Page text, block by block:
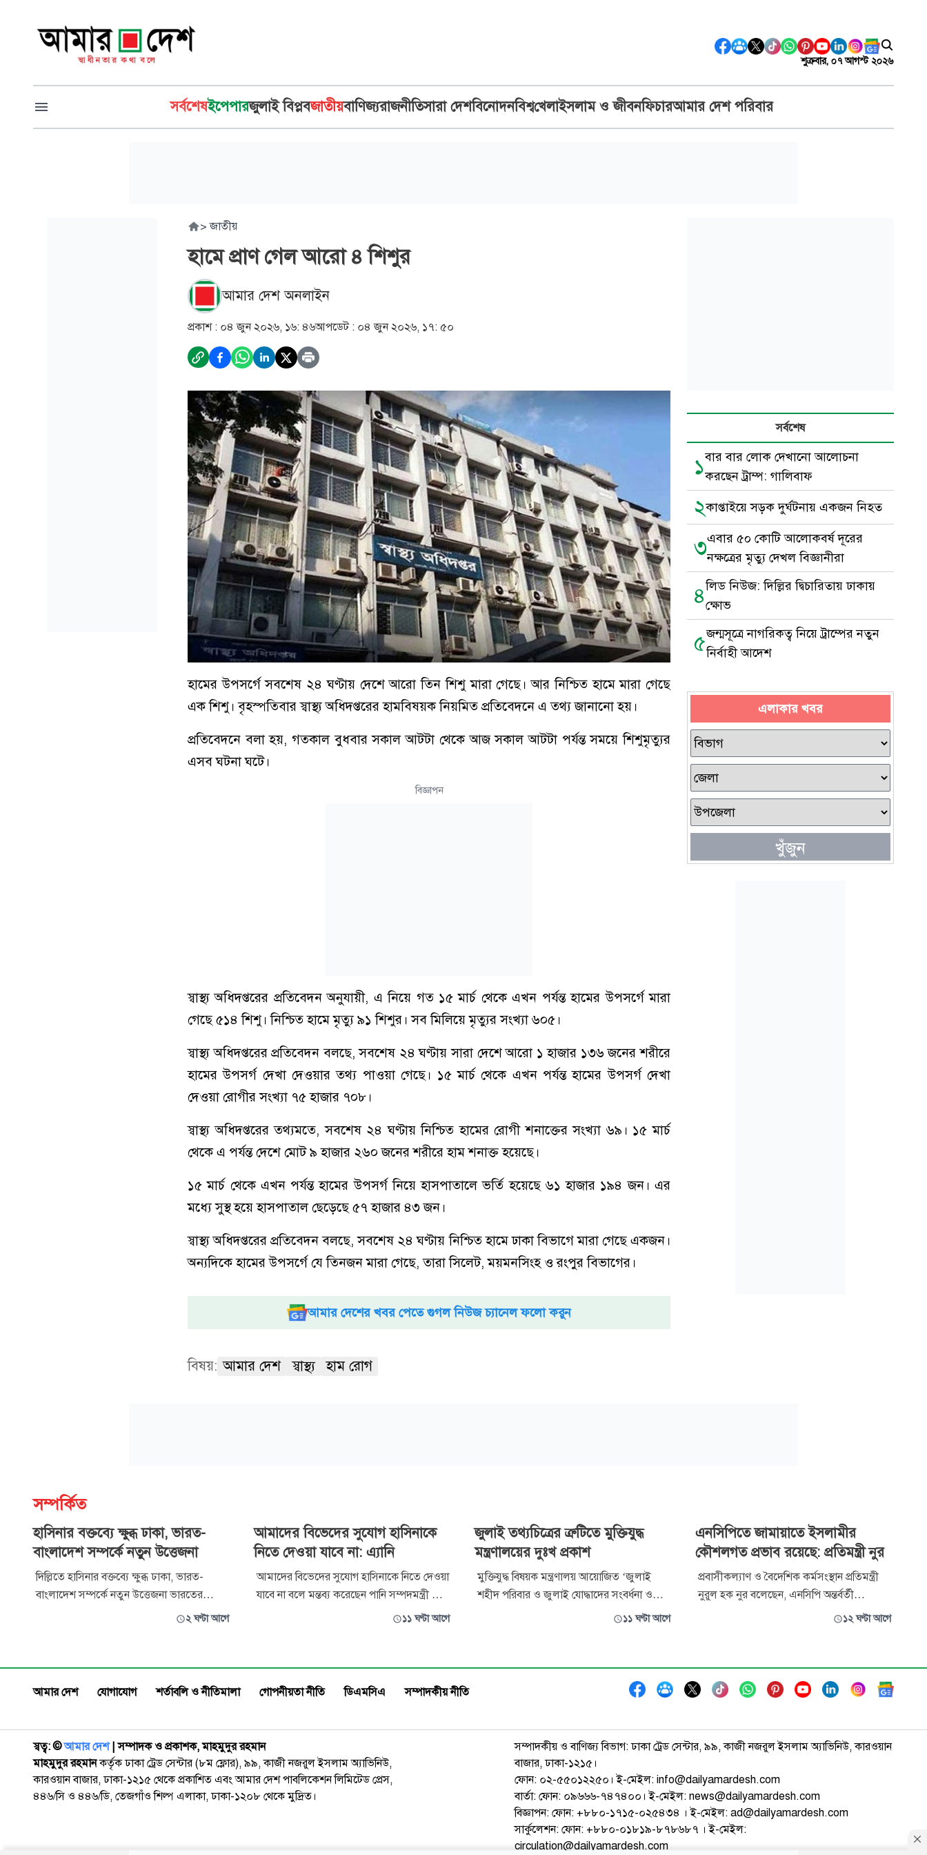
শুক্রবার, ০৭ আগস্ট ২০২৬
সর্বশেষইপেপারজুলাই বিপ্লবজাতীয়বাণিজ্যরাজনীতিসারা দেশবিনোদনবিশ্বখেলাইসলাম ও জীবনফিচারআমার দেশ পরিবার
> জাতীয়
হামে প্রাণ গেল আরো ৪ শিশুর
আমার দেশ অনলাইন
প্রকাশ : ০৪ জুন ২০২৬, ১৬: ৪৬আপডেট : ০৪ জুন ২০২৬, ১৭: ৫০
হামের উপসর্গে সবশেষ ২৪ ঘণ্টায় দেশে আরো তিন শিশু মারা গেছে। আর নিশ্চিত হামে মারা গেছে
এক শিশু। বৃহস্পতিবার স্বাস্থ্য অধিদপ্তরের হামবিষয়ক নিয়মিত প্রতিবেদনে এ তথ্য জানানো হয়।
প্রতিবেদনে বলা হয়, গতকাল বুধবার সকাল আটটা থেকে আজ সকাল আটটা পর্যন্ত সময়ে শিশুমৃত্যুর
এসব ঘটনা ঘটে।
বিজ্ঞাপন
স্বাস্থ্য অধিদপ্তরের প্রতিবেদন অনুযায়ী, এ নিয়ে গত ১৫ মার্চ থেকে এখন পর্যন্ত হামের উপসর্গে মারা
গেছে ৫১৪ শিশু। নিশ্চিত হামে মৃত্যু ৯১ শিশুর। সব মিলিয়ে মৃত্যুর সংখ্যা ৬০৫।
স্বাস্থ্য অধিদপ্তরের প্রতিবেদন বলছে, সবশেষ ২৪ ঘণ্টায় সারা দেশে আরো ১ হাজার ১৩৬ জনের শরীরে
হামের উপসর্গ দেখা দেওয়ার তথ্য পাওয়া গেছে। ১৫ মার্চ থেকে এখন পর্যন্ত হামের উপসর্গ দেখা
দেওয়া রোগীর সংখ্যা ৭৫ হাজার ৭০৮।
স্বাস্থ্য অধিদপ্তরের তথ্যমতে, সবশেষ ২৪ ঘণ্টায় নিশ্চিত হামের রোগী শনাক্তের সংখ্যা ৬৯। ১৫ মার্চ
থেকে এ পর্যন্ত দেশে মোট ৯ হাজার ২৬০ জনের শরীরে হাম শনাক্ত হয়েছে।
১৫ মার্চ থেকে এখন পর্যন্ত হামের উপসর্গ নিয়ে হাসপাতালে ভর্তি হয়েছে ৬১ হাজার ১৯৪ জন। এর
মধ্যে সুস্থ হয়ে হাসপাতাল ছেড়েছে ৫৭ হাজার ৪৩ জন।
স্বাস্থ্য অধিদপ্তরের প্রতিবেদন বলছে, সবশেষ ২৪ ঘণ্টায় নিশ্চিত হামে ঢাকা বিভাগে মারা গেছে একজন।
অন্যদিকে হামের উপসর্গে যে তিনজন মারা গেছে, তারা সিলেট, ময়মনসিংহ ও রংপুর বিভাগের।
আমার দেশের খবর পেতে গুগল নিউজ চ্যানেল ফলো করুন
বিষয়: আমার দেশ স্বাস্থ্য হাম রোগ
সর্বশেষ
১বার বার লোক দেখানো আলোচনা
করছেন ট্রাম্প: গালিবাফ
২কাপ্তাইয়ে সড়ক দুর্ঘটনায় একজন নিহত
৩এবার ৫০ কোটি আলোকবর্ষ দূরের
নক্ষত্রের মৃত্যু দেখল বিজ্ঞানীরা
৪লিড নিউজ: দিল্লির দ্বিচারিতায় ঢাকায়
ক্ষোভ
৫জন্মসূত্রে নাগরিকত্ব নিয়ে ট্রাম্পের নতুন
নির্বাহী আদেশ
এলাকার খবর
খুঁজুন
সম্পর্কিত
হাসিনার বক্তব্যে ক্ষুব্ধ ঢাকা, ভারত-
বাংলাদেশ সম্পর্কে নতুন উত্তেজনা
দিল্লিতে হাসিনার বক্তব্যে ক্ষুব্ধ ঢাকা, ভারত-
বাংলাদেশ সম্পর্কে নতুন উত্তেজনা ভারতের
রাজধানী নয়াদিল্লিতে সাংবাদিকদের সামনে
উত্তেজনা তৈরি হয়েছে। হাসিনাকে বক্তব্য দেওয়ার
সুযোগ দেওয়ায় তীব্র ক্ষোভ জানি
২ ঘণ্টা আগে
আমাদের বিভেদের সুযোগ হাসিনাকে
নিতে দেওয়া যাবে না: এ্যানি
আমাদের বিভেদের সুযোগ হাসিনাকে নিতে দেওয়া
যাবে না বলে মন্তব্য করেছেন পানি সম্পদমন্ত্রী মো.
শহীদউদ্দীন চৌধুরী এ্যানি। বৃহস্পতিবার (৬
বিশ্ববিদ্যালয়ে প্রশাসনের উদ্যোগে আয়োজিত
দোয়া ও আলোচনা সভায় প্রধান অতিথির বক্ত
১১ ঘণ্টা আগে
জুলাই তথ্যচিত্রের ত্রুটিতে মুক্তিযুদ্ধ
মন্ত্রণালয়ের দুঃখ প্রকাশ
মুক্তিযুদ্ধ বিষয়ক মন্ত্রণালয় আয়োজিত ‘জুলাই
শহীদ পরিবার ও জুলাই যোদ্ধাদের সংবর্ধনা ও
আলোচনা সভায় প্রদর্শিত জুলাই গণঅভ্যুত্থান
বিতর্কের প্রেক্ষাপটে আন্তরিক দুঃখ প্রকাশ করেছে
১১ ঘণ্টা আগে
এনসিপিতে জামায়াতে ইসলামীর
কৌশলগত প্রভাব রয়েছে: প্রতিমন্ত্রী নুর
প্রবাসীকল্যাণ ও বৈদেশিক কর্মসংস্থান প্রতিমন্ত্রী
নুরুল হক নুর বলেছেন, এনসিপি অন্তর্বর্তী
সরকারের সহায়তা ছাড়া রাজনৈতিকভাবে দাঁড়াতে
অনুপ্রবেশের মাধ্যমে রাজনৈতিক ফায়দা নেওয়ার
চেষ্টা করছে জামায়াত। জাতীয় নাগ
১২ ঘণ্টা আগে
আমার দেশ যোগাযোগ শর্তাবলি ও নীতিমালা গোপনীয়তা নীতি ডিএমসিএ সম্পাদকীয় নীতি
স্বত্ব: ©️আমার দেশ| সম্পাদক ও প্রকাশক, মাহমুদুর রহমান
মাহমুদুর রহমানকর্তৃক ঢাকা ট্রেড সেন্টার (৮ম ফ্লোর), ৯৯, কাজী নজরুল ইসলাম অ্যাভিনিউ,
কারওয়ান বাজার, ঢাকা-১২১৫ থেকে প্রকাশিত এবং আমার দেশ পাবলিকেশন লিমিটেড প্রেস,
৪৪৬/সি ও ৪৪৬/ডি, তেজগাঁও শিল্প এলাকা, ঢাকা-১২০৮ থেকে মুদ্রিত।
সম্পাদকীয় ও বাণিজ্য বিভাগ: ঢাকা ট্রেড সেন্টার, ৯৯, কাজী নজরুল ইসলাম অ্যাভিনিউ, কারওয়ান
বাজার, ঢাকা-১২১৫।
ফোন: ০২-৫৫০১২২৫০। ই-মেইল: info@dailyamardesh.com
বার্তা: ফোন: ০৯৬৬৬-৭৪৭৪০০। ই-মেইল: news@dailyamardesh.com
বিজ্ঞাপন: ফোন: +৮৮০-১৭১৫-০২৫৪৩৪ । ই-মেইল: ad@dailyamardesh.com
সার্কুলেশন: ফোন: +৮৮০-০১৮১৯-৮৭৮৬৮৭ । ই-মেইল:
circulation@dailyamardesh.com